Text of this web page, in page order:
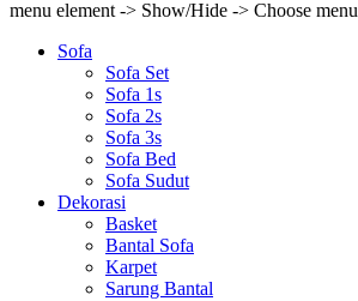
menu element -> Show/Hide -> Choose menu
Sofa
Sofa Set
Sofa 1s
Sofa 2s
Sofa 3s
Sofa Bed
Sofa Sudut
Dekorasi
Basket
Bantal Sofa
Karpet
Sarung Bantal